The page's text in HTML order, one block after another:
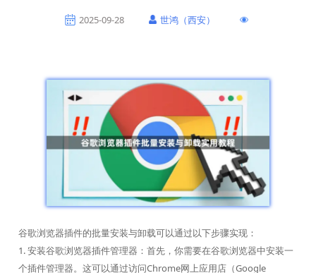
2025-09-28 世鸿（西安）
谷歌浏览器插件的批量安装与卸载可以通过以下步骤实现：
1. 安装谷歌浏览器插件管理器：首先，你需要在谷歌浏览器中安装一
个插件管理器。这可以通过访问Chrome网上应用店（Google